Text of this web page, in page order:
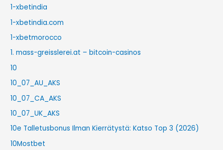
1-xbetindia
1-xbetindia.com
1-xbetmorocco
1. mass-greisslerei.at – bitcoin-casinos
10
10_07_AU_AKS
10_07_CA_AKS
10_07_UK_AKS
10e Talletusbonus Ilman Kierrätystä: Katso Top 3 (2026)
10Mostbet